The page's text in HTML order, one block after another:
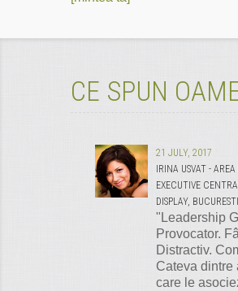
CE SPUN
21 JULY, 2017
IRINA USVAT -
EXECUTIVE
DISPLAY, BUCURESTI
"Leadership
Provocator.
Distractiv.
Cateva dintre
care le